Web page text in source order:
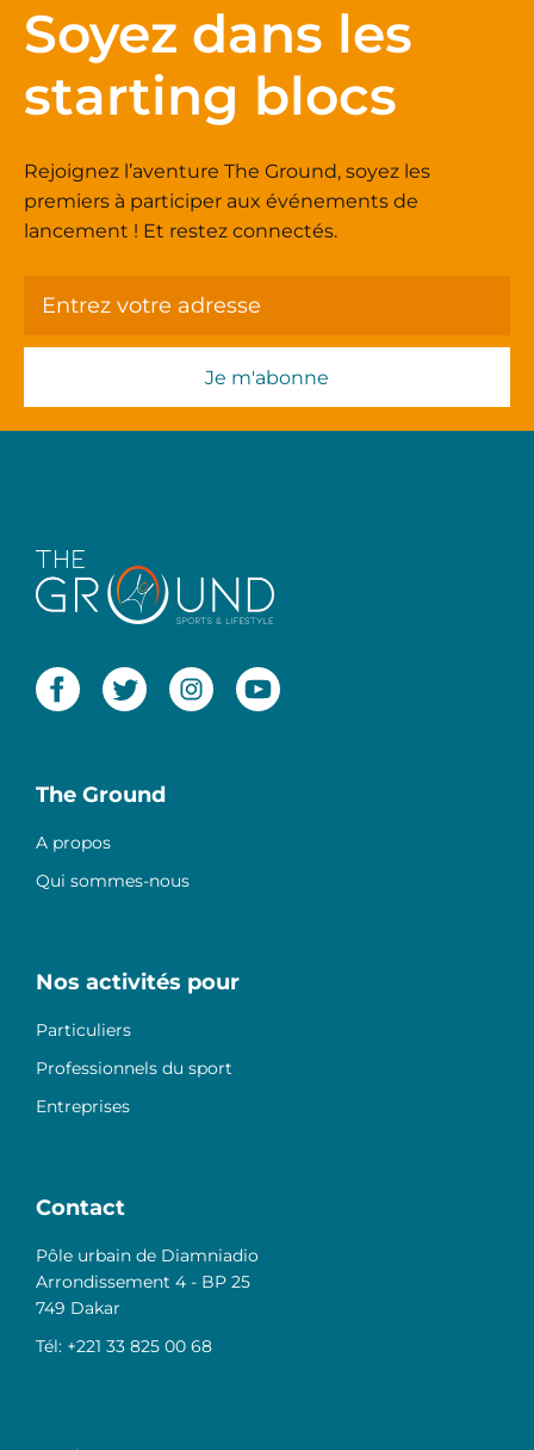
Soyez dans les
starting blocs
Rejoignez l’aventure The Ground, soyez les
premiers à participer aux événements de
lancement ! Et restez connectés.
The Ground
A propos
Qui sommes-nous
Nos activités pour
Particuliers
Professionnels du sport
Entreprises
Contact
Pôle urbain de Diamniadio
Arrondissement 4 - BP 25
749 Dakar
Tél: +221 33 825 00 68